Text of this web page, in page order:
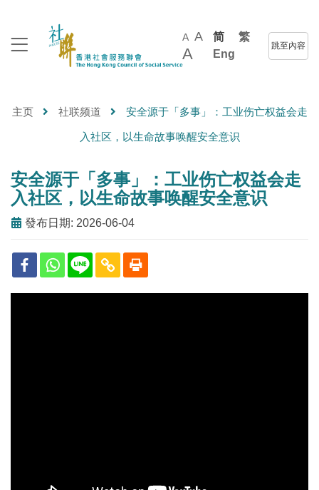
A A
A
简
繁
Eng
跳至內容
主页 社联频道 安全源于「多事」：工业伤亡权益会走
入社区，以生命故事唤醒安全意识
安全源于「多事」：工业伤亡权益会走
入社区，以生命故事唤醒安全意识
發布日期: 2026-06-04